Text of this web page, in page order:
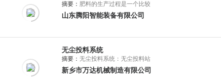
摘要： 肥料的生产过程是一个比较
山东腾阳智能装备有限公司
无尘投料系统
摘要： 无尘投料系统：无尘投料站
新乡市万达机械制造有限公司